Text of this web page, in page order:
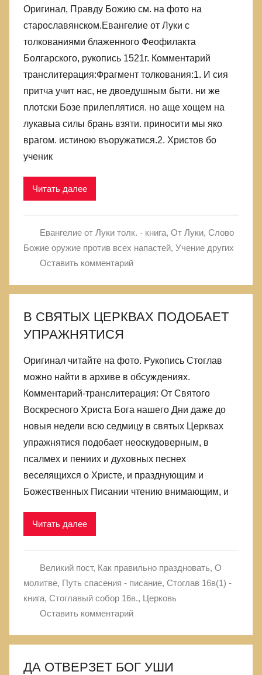
Оригинал, Правду Божию см. на фото на
старославянском.Евангелие от Луки с
толкованиями блаженного Феофилакта
Болгарского, рукопись 1521г. Комментарий
транслитерация:Фрагмент толкования:1. И сия
притча учит нас, не двоедушным быти. ни же
плотски Бозе прилеплятися. но аще хощем на
лукавыа силы брань взяти. приносити мы яко
врагом. истиною въоружатися.2. Христов бо
ученик
Читать далее
Евангелие от Луки толк. - книга, От Луки, Слово
Божие оружие против всех напастей, Учение других
Оставить комментарий
В СВЯТЫХ ЦЕРКВАХ ПОДОБАЕТ
УПРАЖНЯТИСЯ
Оригинал читайте на фото. Рукопись Стоглав
можно найти в архиве в обсуждениях.
Комментарий-транслитерация: От Святого
Воскресного Христа Бога нашего Дни даже до
новыя недели всю седмицу в святых Церквах
упражнятися подобает неоскудоверным, в
псалмех и пениих и духовных песнех
веселящихся о Христе, и празднующим и
Божественных Писании чтению внимающим, и
Читать далее
Великий пост, Как правильно праздновать, О
молитве, Путь спасения - писание, Стоглав 16в(1) -
книга, Стоглавый собор 16в., Церковь
Оставить комментарий
ДА ОТВЕРЗЕТ БОГ УШИ